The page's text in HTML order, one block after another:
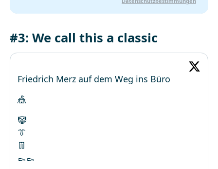
#3: We call this a classic
Friedrich Merz auf dem Weg ins Büro
🎪
🤡
👔
👖
👞👞